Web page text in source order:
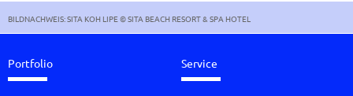
BILDNACHWEIS: SITA KOH LIPE © SITA BEACH RESORT & SPA HOTEL
Portfolio Service